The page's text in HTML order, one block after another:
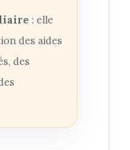
: elle
des aides
des